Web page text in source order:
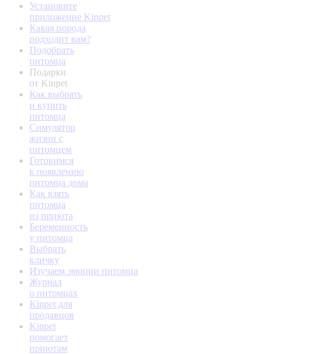
Установите
приложение Kinpet
Какая порода
подходит вам?
Подобрать
питомца
Подарки
от Kinpet
Как выбрать
и купить
питомца
Симулятор
жизни с
питомцем
Готовимся
к появлению
питомца дома
Как взять
питомца
из приюта
Беременность
у питомца
Выбрать
кличку
Изучаем эмоции питомца
Журнал
о питомцах
Kinpet для
продавцов
Kinpet
помогает
приютам